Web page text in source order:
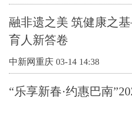
融非遗之美 筑健康之
育人新答卷
中新网重庆 03-14 14:38
“乐享新春·约惠巴南